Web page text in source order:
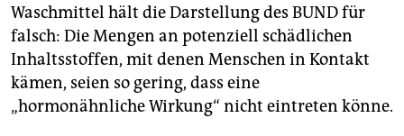
Waschmittel hält die Darstellung des BUND für
falsch: Die Mengen an potenziell schädlichen
Inhaltsstoffen, mit denen Menschen in Kontakt
kämen, seien so gering, dass eine
„hormonähnliche Wirkung“ nicht eintreten könne.